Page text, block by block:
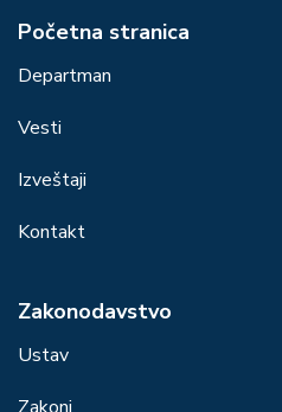
Početna stranica
Departman
Vesti
Izveštaji
Kontakt
Zakonodavstvo
Ustav